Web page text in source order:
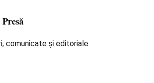
comunicate și editoriale